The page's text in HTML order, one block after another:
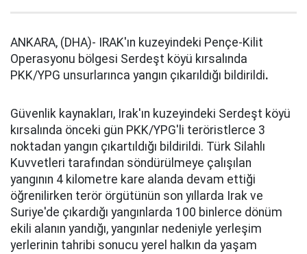
ANKARA, (DHA)- IRAK'ın kuzeyindeki Pençe-Kilit
Operasyonu bölgesi Serdeşt köyü kırsalında
PKK/YPG unsurlarınca yangın çıkarıldığı bildirildi.
Güvenlik kaynakları, Irak'ın kuzeyindeki Serdeşt köyü
kırsalında önceki gün PKK/YPG'li teröristlerce 3
noktadan yangın çıkartıldığı bildirildi. Türk Silahlı
Kuvvetleri tarafından söndürülmeye çalışılan
yangının 4 kilometre kare alanda devam ettiği
öğrenilirken terör örgütünün son yıllarda Irak ve
Suriye'de çıkardığı yangınlarda 100 binlerce dönüm
ekili alanın yandığı, yangınlar nedeniyle yerleşim
yerlerinin tahribi sonucu yerel halkın da yaşam